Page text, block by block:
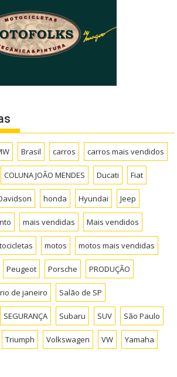
Brasil carros carros mais vendidos
COLUNA JOÃO MENDES Ducati Fiat
honda Hyundai Jeep
mais vendidas Mais vendidos
motos motos mais vendidas
Peugeot Porsche PRODUÇÃO
rio de janeiro Salão de SP
SEGURANÇA Subaru SUV São Paulo
Triumph Volkswagen VW Yamaha